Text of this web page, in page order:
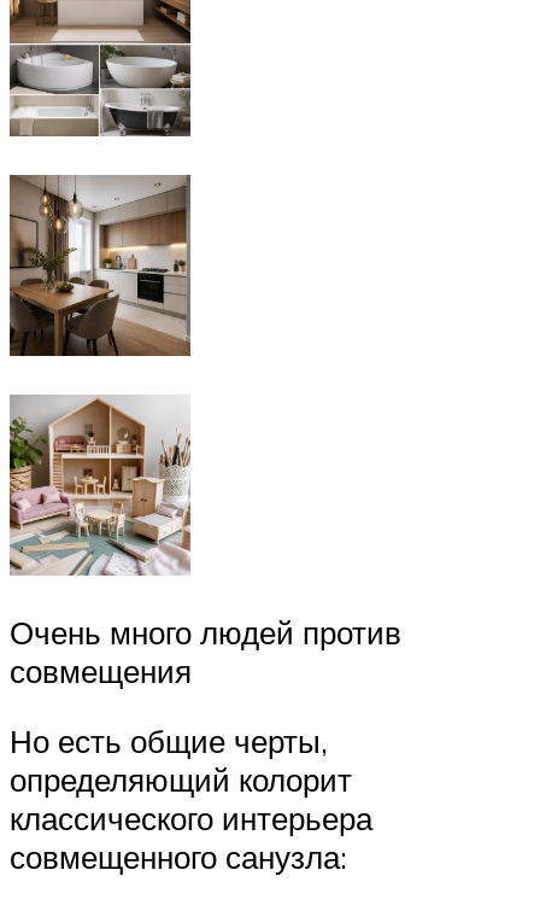
Очень много людей против
совмещения
Но есть общие черты,
определяющий колорит
классического интерьера
совмещенного санузла: